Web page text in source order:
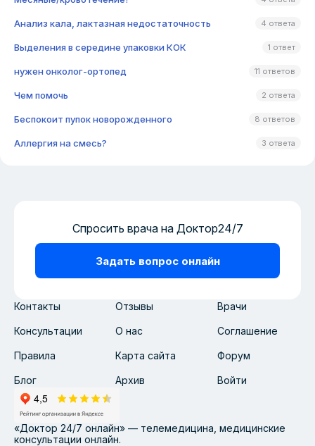
Анализ кала, лактазная недостаточность 4 ответа
Выделения в середине упаковки КОК 1 ответ
нужен онколог-ортопед 11 ответов
Чем помочь 2 ответа
Беспокоит пупок новорожденного 8 ответов
Аллергия на смесь? 3 ответа
Контакты Отзывы Врачи
Консультации О нас Соглашение
Правила Карта сайта Форум
Блог Архив Войти
Спросить врача на Доктор24/7
Задать вопрос онлайн
«Доктор 24/7 онлайн» — телемедицина, медицинские
консультации онлайн.